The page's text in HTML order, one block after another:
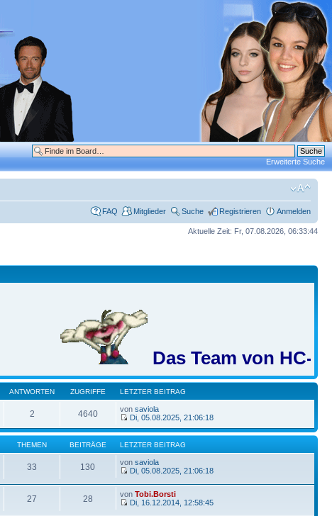
Erweiterte Suche
FAQ Mitglieder Suche Registrieren Anmelden
Aktuelle Zeit: Fr, 07.08.2026, 06:33:44
Das Team von HC-BB
ANTWORTEN ZUGRIFFE LETZTER BEITRAG
2 4640 von saviola
Di, 05.08.2025, 21:06:18
THEMEN BEITRÄGE LETZTER BEITRAG
33 130 von saviola
Di, 05.08.2025, 21:06:18
27 28 von Tobi.Borsti
Di, 16.12.2014, 12:58:45